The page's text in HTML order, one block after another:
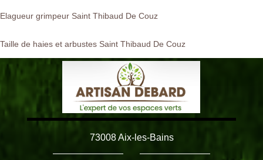
Elagueur grimpeur Saint Thibaud De Couz
Taille de haies et arbustes Saint Thibaud De Couz
73008 Aix-les-Bains